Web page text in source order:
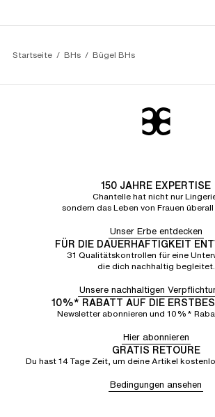
Startseite BHs Bügel BHs
150 JAHRE EXPERTISE
Chantelle hat nicht nur
sondern das Leben von Frauen
Unser Erbe entdecken
FÜR DIE DAUERHAFTIGKEIT
31 Qualitätskontrollen für eine
die dich nachhaltig begleitet.
Unsere nachhaltigen
10%* RABATT AUF DIE
Newsletter abonnieren und 10%*
Hier abonnieren
GRATIS RETOURE
Du hast 14 Tage Zeit, um deine Artikel
Bedingungen ansehen